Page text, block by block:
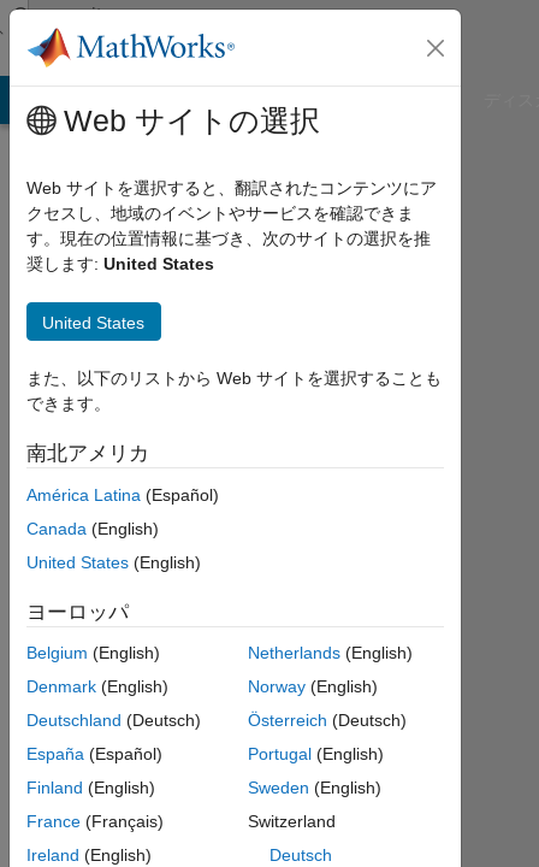
コンテンツへスキップ
Community
Profile
mh
Last
1年
以上
年
か
テ
ィ
ブ
Followers:
Web サイトの選択
Web サイトを選択すると、翻訳されたコンテンツにア
クセスし、地域のイベントやサービスを確認できま
す。現在の位置情報に基づき、次のサイトの選択を推
奨します: United States
United States
また、以下のリストから Web サイトを選択することも
できます。
南北アメリカ
América Latina (Español)
Canada (English)
United States (English)
ヨーロッパ
Belgium (English)
Denmark (English)
Deutschland (Deutsch)
España (Español)
Finland (English)
France (Français)
Ireland (English)
Netherlands (English)
Norway (English)
Österreich (Deutsch)
Portugal (English)
Sweden (English)
Switzerland
Deutsch